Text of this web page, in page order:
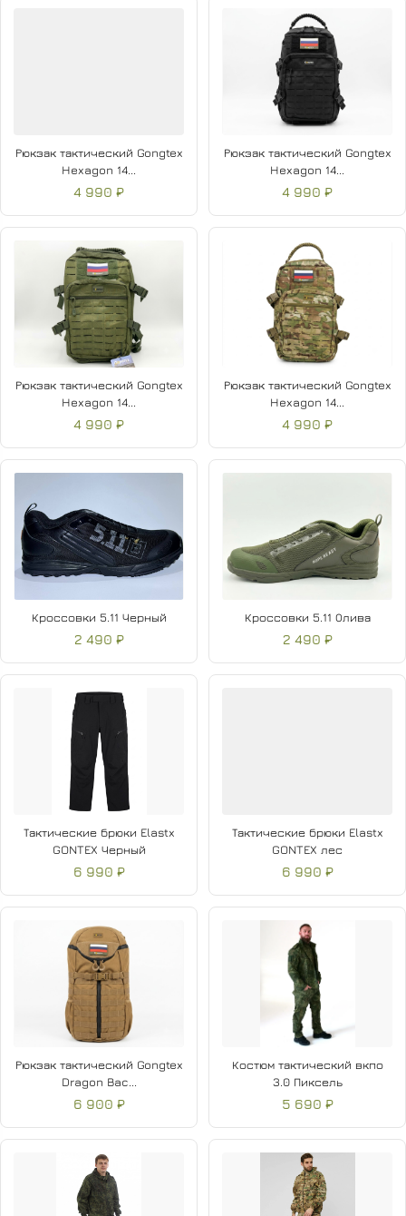
Рюкзак тактический Gongtex
Hexagon 14...
4 990 ₽
Рюкзак тактический Gongtex
Hexagon 14...
4 990 ₽
Рюкзак тактический Gongtex
Hexagon 14...
4 990 ₽
Рюкзак тактический Gongtex
Hexagon 14...
4 990 ₽
Кроссовки 5.11 Черный
2 490 ₽
Кроссовки 5.11 Олива
2 490 ₽
Тактические брюки Elastx
GONTEX Черный
6 990 ₽
Тактические брюки Elastx
GONTEX лес
6 990 ₽
Рюкзак тактический Gongtex
Dragon Bac...
6 900 ₽
Костюм тактический вкпо
3.0 Пиксель
5 690 ₽